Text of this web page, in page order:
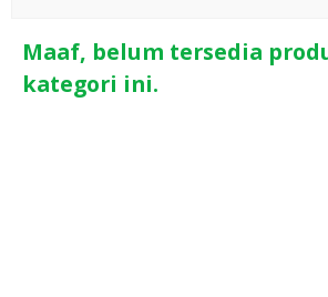
Maaf, belum tersedia
kategori ini.